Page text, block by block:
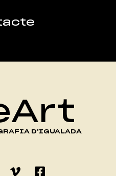
D'IGUALADA